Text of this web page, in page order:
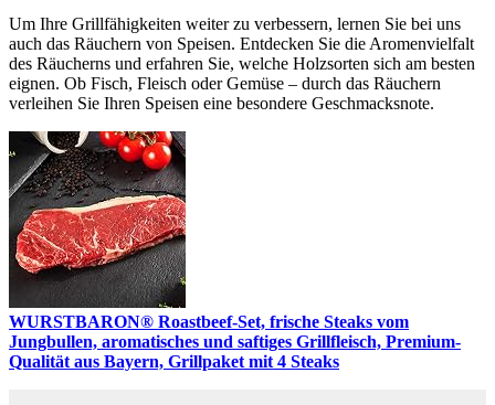
Um Ihre Grillfähigkeiten weiter zu verbessern, lernen Sie bei uns
auch das Räuchern von Speisen. Entdecken Sie die Aromenvielfalt
des Räucherns und erfahren Sie, welche Holzsorten sich am besten
eignen. Ob Fisch, Fleisch oder Gemüse – durch das Räuchern
verleihen Sie Ihren Speisen eine besondere Geschmacksnote.
WURSTBARON® Roastbeef-Set, frische Steaks vom
Jungbullen, aromatisches und saftiges Grillfleisch, Premium-
Qualität aus Bayern, Grillpaket mit 4 Steaks